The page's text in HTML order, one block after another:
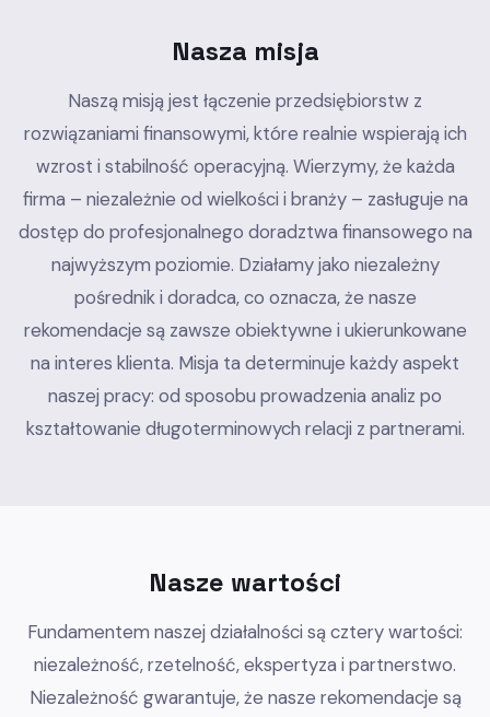
Nasza misja
Naszą misją jest łączenie przedsiębiorstw z
rozwiązaniami finansowymi, które realnie wspierają ich
wzrost i stabilność operacyjną. Wierzymy, że każda
firma – niezależnie od wielkości i branży – zasługuje na
dostęp do profesjonalnego doradztwa finansowego na
najwyższym poziomie. Działamy jako niezależny
pośrednik i doradca, co oznacza, że nasze
rekomendacje są zawsze obiektywne i ukierunkowane
na interes klienta. Misja ta determinuje każdy aspekt
naszej pracy: od sposobu prowadzenia analiz po
kształtowanie długoterminowych relacji z partnerami.
Nasze wartości
Fundamentem naszej działalności są cztery wartości:
niezależność, rzetelność, ekspertyza i partnerstwo.
Niezależność gwarantuje, że nasze rekomendacje są